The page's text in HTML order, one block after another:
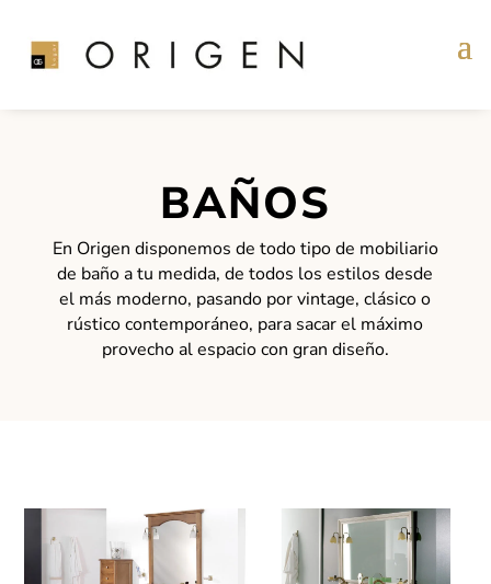
BAÑOS
En Origen disponemos de todo tipo de mobiliario
de baño a tu medida, de todos los estilos desde
el más moderno, pasando por vintage, clásico o
rústico contemporáneo, para sacar el máximo
provecho al espacio con gran diseño.